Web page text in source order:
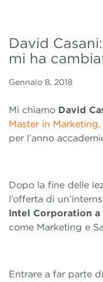
David
mi ha
Gennaio 8, 2018
Mi chiamo David
Master in
per l’anno
Dopo la fine delle
l’offerta di
Intel Corporation a
come Marketing e
Entrare a far parte